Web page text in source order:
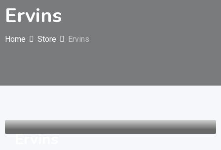
Ervins
Home Store Ervins
Ervins